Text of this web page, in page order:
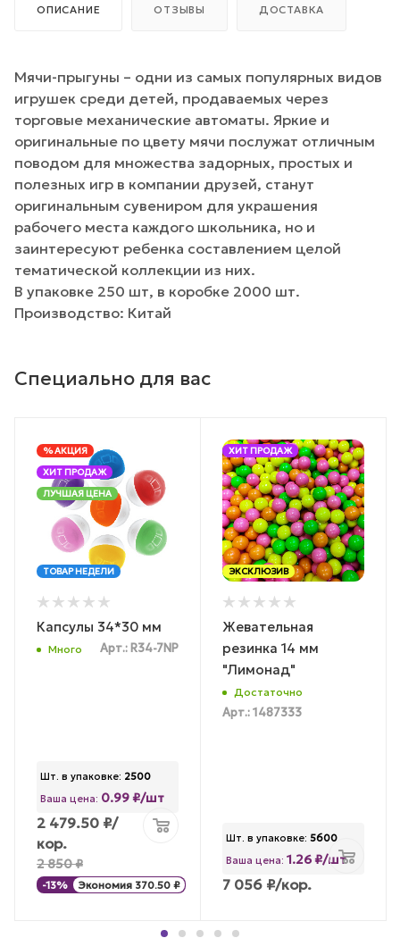
ОПИСАНИЕ ОТЗЫВЫ ДОСТАВКА
Мячи-прыгуны – одни из самых популярных видов
игрушек среди детей, продаваемых через
торговые механические автоматы. Яркие и
оригинальные по цвету мячи послужат отличным
поводом для множества задорных, простых и
полезных игр в компании друзей, станут
оригинальным сувениром для украшения
рабочего места каждого школьника, но и
заинтересуют ребенка составлением целой
тематической коллекции из них.
В упаковке 250 шт, в коробке 2000 шт.
Производство: Китай
Специально для вас
% АКЦИЯ
ХИТ ПРОДАЖ
ЛУЧШАЯ ЦЕНА
ТОВАР НЕДЕЛИ
Капсулы 34*30 мм
Много Арт.: R34-7NP
Шт. в упаковке: 2500
Ваша цена: 0.99 ₽/шт
2 479.50 ₽/
кор.
2 850₽
-13% Экономия 370.50 ₽
ХИТ ПРОДАЖ
ЭКСКЛЮЗИВ
Жевательная
резинка 14 мм
"Лимонад"
Достаточно
Арт.: 1487333
Шт. в упаковке: 5600
Ваша цена: 1.26 ₽/шт
7 056 ₽/кор.